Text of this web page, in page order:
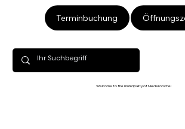
Terminbuchung
Welcome to the municipality of Niederorschel